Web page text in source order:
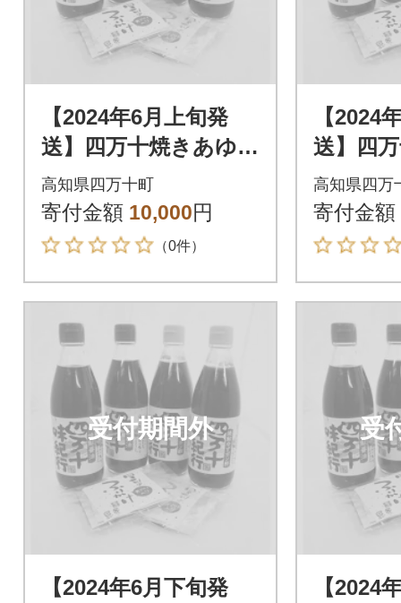
【2024年6月上旬発
送】四万十焼きあゆだ
し醤油・ゆずポン酢4
本 Ess-05
高知県四万十町
寄付金額 10,000円
（0件）
【2024
送】四
し醤油
本 Ess-
高知県四万
寄付金額
受付期間外
【2024年6月下旬発
受
【2024